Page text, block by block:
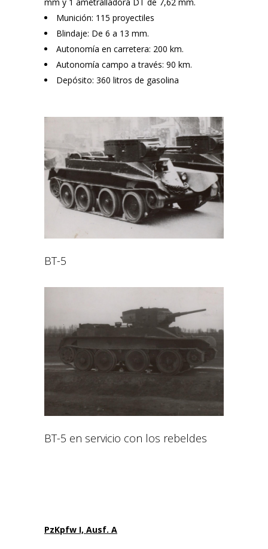
Munición: 115 proyectiles
Blindaje: De 6 a 13 mm.
Autonomía en carretera: 200 km.
Autonomía campo a través: 90 km.
Depósito: 360 litros de gasolina
BT-5
BT-5 en servicio con los rebeldes
PzKpfw I, Ausf. A